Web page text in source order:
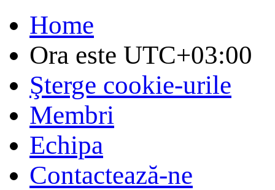
Home
Ora este UTC+03:00
Şterge cookie-urile
Membri
Echipa
Contactează-ne